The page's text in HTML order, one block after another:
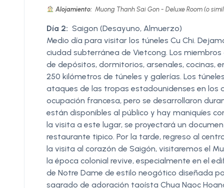
Alojamiento: Muong Thanh Sai Gon - Deluxe Room (o
Día 2: Saigon (Desayuno, Almuerzo)
Medio día para visitar los túneles Cu Chi.
ciudad subterránea de Vietcong. Los
de depósitos, dormitorios, arsenales, cocinas,
250 kilómetros de túneles y galerías. Los
ataques de las tropas estadounidenses en los
ocupación francesa, pero se desarrollaron
están disponibles al público y hay maniquíes
la visita a este lugar, se proyectará un
restaurante tipico. Por la tarde, regreso al
la visita al corazón de Saigón, visitaremos el
la época colonial revive, especialmente en el
de Notre Dame de estilo neogótico diseñada
sagrado de adoración taoísta Chua Ngoc